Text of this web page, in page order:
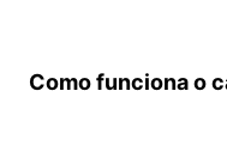
Como funciona o